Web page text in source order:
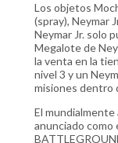
Los objetos
(spray), Neymar
Neymar Jr. solo
Megalote de
la venta en la
nivel 3 y un
misiones dentro
El
anunciado como